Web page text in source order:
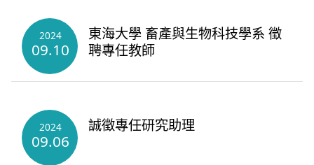
2024
09.10
東海大學 畜產與生物科技學系 徵
聘專任教師
2024
09.06
誠徵專任研究助理